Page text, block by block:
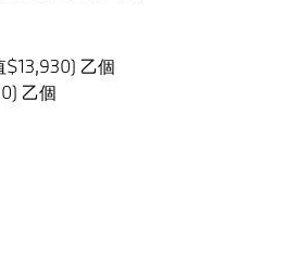
$13,930) 乙個
乙個